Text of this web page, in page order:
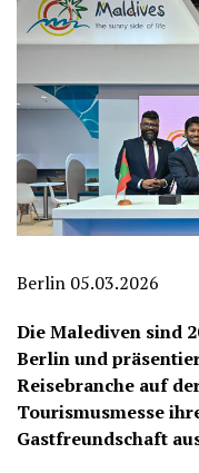
Berlin 05.03.2026
Die Malediven sind
Berlin und
Reisebranche auf
Tourismusmesse
Gastfreundschaft